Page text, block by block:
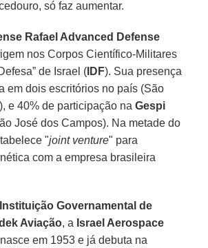
só faz aumentar.
Rafael Advanced Defense
nos Corpos Científico-Militares
de Israel ( IDF). Sua presença
em dois escritórios no país (São
e 40% de participação naGespi
José dos Campos). Na metade do
"joint venture" para
com a empresa brasileira
Instituição Governamental de
Aviação, a Israel Aerospace
em 1953 e já debuta na